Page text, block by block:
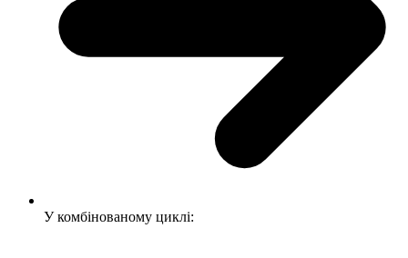
У комбінованому циклі: